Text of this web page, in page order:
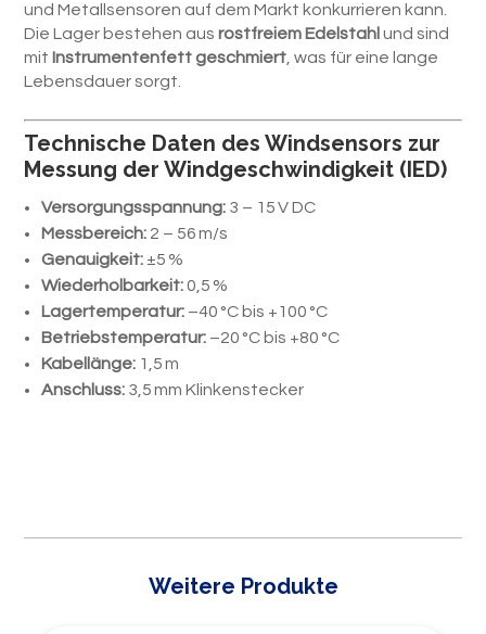
und Metallsensoren auf dem Markt konkurrieren kann.
Die Lager bestehen ausrostfreiem Edelstahl und sind
mit Instrumentenfett geschmiert, was für eine lange
Lebensdauer sorgt.
Technische Daten des Windsensors zur
Messung der Windgeschwindigkeit (IED)
Versorgungsspannung: 3 – 15 V DC
Messbereich: 2 – 56 m/s
Genauigkeit: ±5 %
Wiederholbarkeit:0,5 %
Lagertemperatur: –40 °C bis +100 °C
Betriebstemperatur: –20 °C bis +80 °C
Kabellänge: 1,5 m
Anschluss: 3,5 mm Klinkenstecker
Weitere Produkte